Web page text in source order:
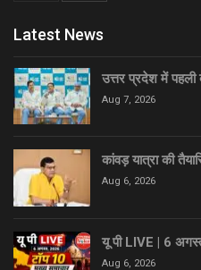
Latest News
उत्तर प्रदेश में
Aug 7, 2026
कांवड़ यात्रा की
Aug 6, 2026
यू पी LIVE | 6
Aug 6, 2026